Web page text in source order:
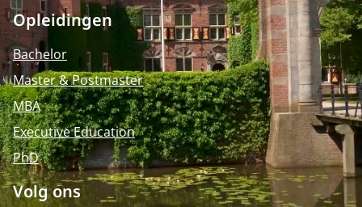
Opleidingen
Bachelor
Master & Postmaster
MBA
Executive Education
PhD
Volg ons